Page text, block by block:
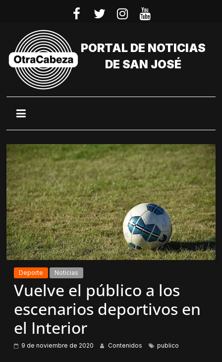
PORTAL DE NOTICIAS
DE SAN JOSÉ
Deporte Noticias
Vuelve el público a los
escenarios deportivos en
el Interior
9 de noviembre de 2020 Contenidos publico